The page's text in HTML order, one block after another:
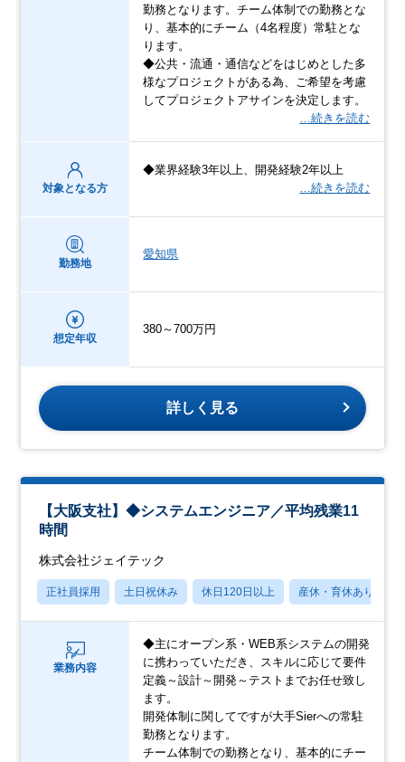
勤務となります。チーム体制での勤務とな
り、基本的にチーム（4名程度）常駐とな
ります。
◆公共・流通・通信などをはじめとした多
様なプロジェクトがある為、ご希望を考慮
してプロジェクトアサインを決定します。
…続きを読む
対象となる方
◆業界経験3年以上、開発経験2年以上
…続きを読む
勤務地
愛知県
想定年収
380～700万円
詳しく見る
【大阪支社】◆システムエンジニア／平均残業11
時間
株式会社ジェイテック
正社員採用 土日祝休み 休日120日以上 産休・育休あり
業務内容
◆主にオープン系・WEB系システムの開発
に携わっていただき、スキルに応じて要件
定義～設計～開発～テストまでお任せ致し
ます。
開発体制に関してですが大手Sierへの常駐
勤務となります。
チーム体制での勤務となり、基本的にチー